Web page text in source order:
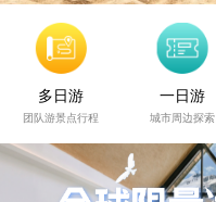
多日游
团队游景点行程
一日游
城市周边探索